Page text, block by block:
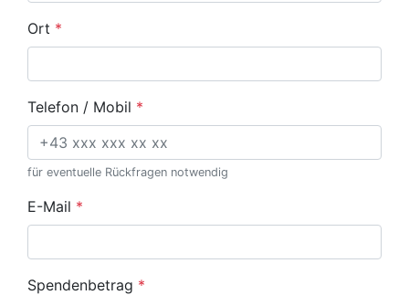
Ort *
Telefon / Mobil *
für eventuelle Rückfragen notwendig
E-Mail *
Spendenbetrag *